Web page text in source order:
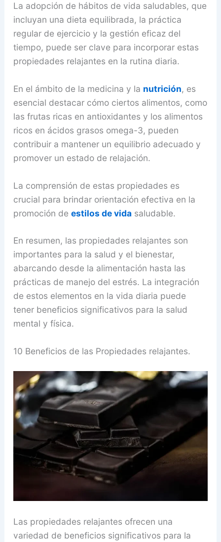
La adopción de hábitos de vida saludables, que
incluyan una dieta equilibrada, la práctica
regular de ejercicio y la gestión eficaz del
tiempo, puede ser clave para incorporar estas
propiedades relajantes en la rutina diaria.
En el ámbito de la medicina y la nutrición, es
esencial destacar cómo ciertos alimentos, como
las frutas ricas en antioxidantes y los alimentos
ricos en ácidos grasos omega-3, pueden
contribuir a mantener un equilibrio adecuado y
promover un estado de relajación.
La comprensión de estas propiedades es
crucial para brindar orientación efectiva en la
promoción de estilos de vida saludable.
En resumen, las propiedades relajantes son
importantes para la salud y el bienestar,
abarcando desde la alimentación hasta las
prácticas de manejo del estrés. La integración
de estos elementos en la vida diaria puede
tener beneficios significativos para la salud
mental y física.
10 Beneficios de las Propiedades relajantes.
Las propiedades relajantes ofrecen una
variedad de beneficios significativos para la